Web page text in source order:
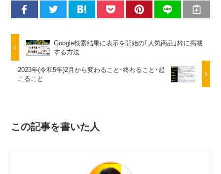
Google検索結果に表示を開始の｢人気商品｣枠に掲載
する方法
2023年(令和5年)2月から変わること･終わること･起
こること
この記事を書いた人